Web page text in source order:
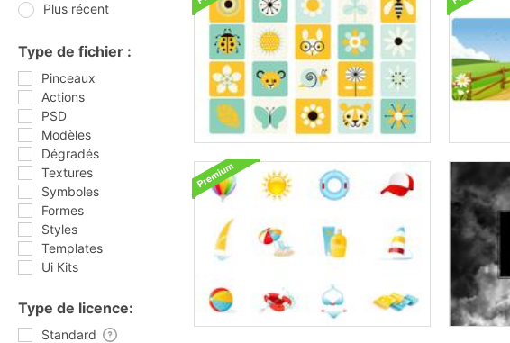
Plus récent
Type de fichier :
Pinceaux
Actions
PSD
Modèles
Dégradés
Textures
Symboles
Formes
Styles
Templates
Ui Kits
Type de licence:
Standard